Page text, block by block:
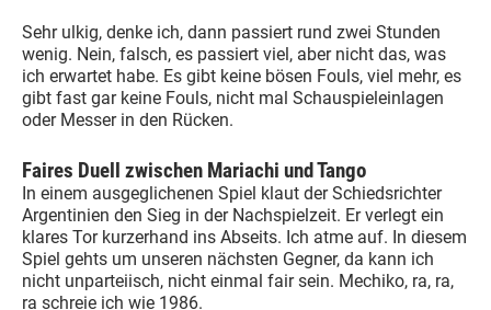
Sehr ulkig, denke ich, dann passiert rund zwei Stunden
wenig. Nein, falsch, es passiert viel, aber nicht das, was
ich erwartet habe. Es gibt keine bösen Fouls, viel mehr, es
gibt fast gar keine Fouls, nicht mal Schauspieleinlagen
oder Messer in den Rücken.
Faires Duell zwischen Mariachi und Tango
In einem ausgeglichenen Spiel klaut der Schiedsrichter
Argentinien den Sieg in der Nachspielzeit. Er verlegt ein
klares Tor kurzerhand ins Abseits. Ich atme auf. In diesem
Spiel gehts um unseren nächsten Gegner, da kann ich
nicht unparteiisch, nicht einmal fair sein. Mechiko, ra, ra,
ra schreie ich wie 1986.